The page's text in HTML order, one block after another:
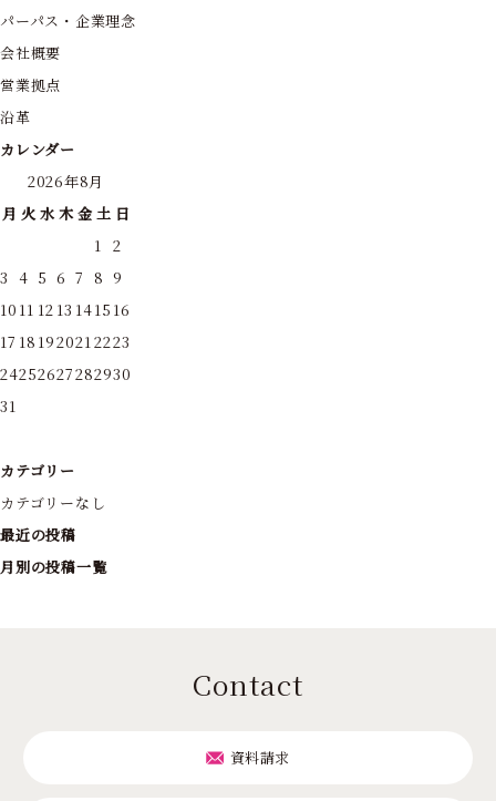
パーパス・企業理念
会社概要
営業拠点
沿革
カレンダー
2026年8月
月 火水 木金 土 日
1 2
3 4 5 6 7 8 9
10 11 12 13 1415 16
17 18 1920212223
24252627282930
31
カテゴリー
カテゴリーなし
最近の投稿
月別の投稿一覧
Contact
資料請求